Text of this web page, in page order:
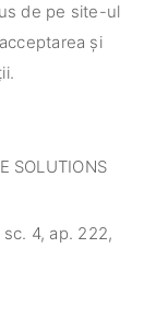
de pe site-ul
și
SOLUTIONS
4, ap. 222,